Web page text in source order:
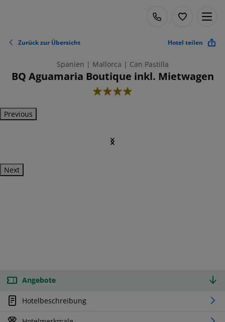
Zurück zur Übersicht Hotel teilen
Spanien | Mallorca | Can Pastilla
BQ Aguamaria Boutique inkl. Mietwagen
4
Previous
Next
Angebote
Hotelbeschreibung